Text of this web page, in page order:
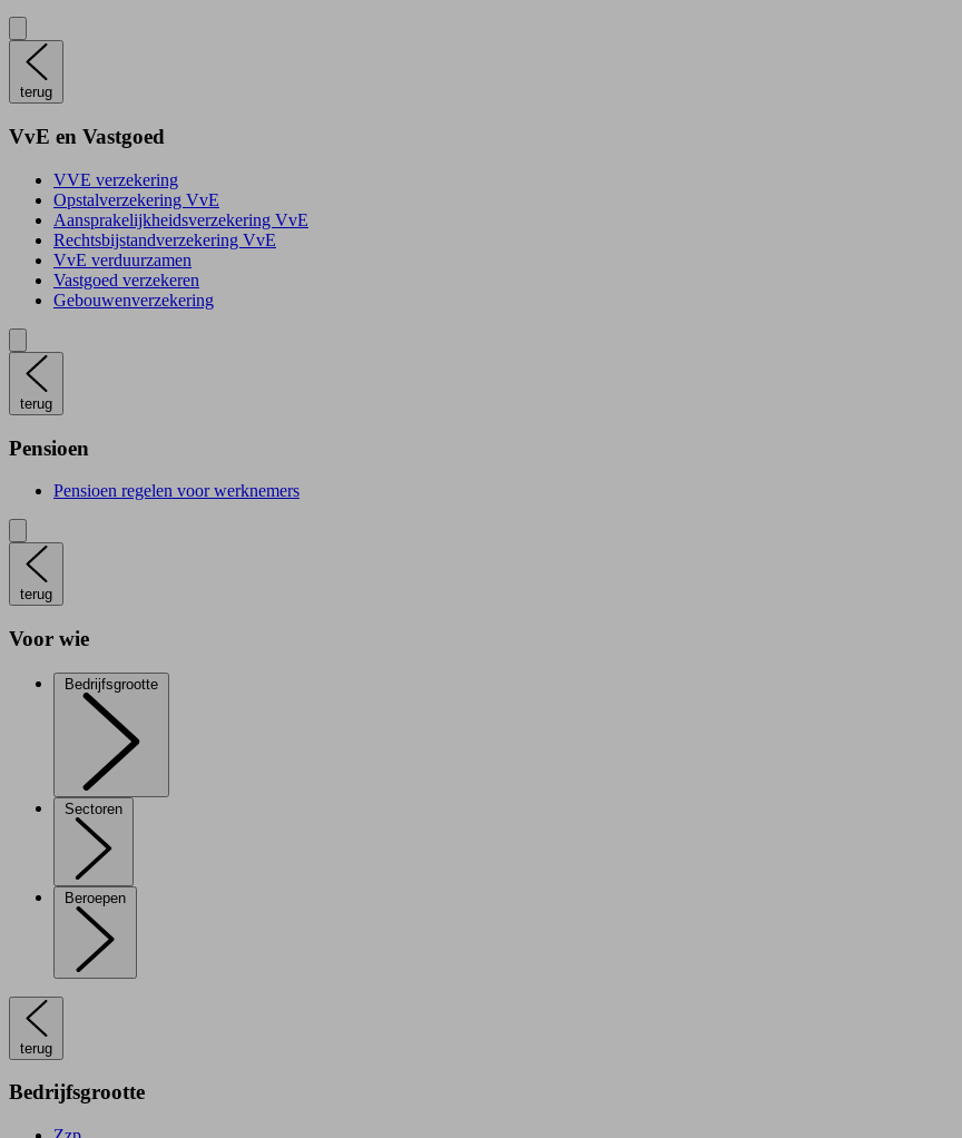
terug
VvE en Vastgoed
VVE verzekering
Opstalverzekering VvE
Aansprakelijkheidsverzekering VvE
Rechtsbijstandverzekering VvE
VvE verduurzamen
Vastgoed verzekeren
Gebouwenverzekering
terug
Pensioen
Pensioen regelen voor werknemers
terug
Voor wie
Bedrijfsgrootte
Sectoren
Beroepen
terug
Bedrijfsgrootte